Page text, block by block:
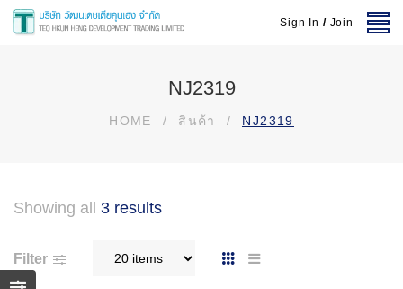
Sign In / Join
NJ2319
HOME / สินค้า / NJ2319
Showing all 3 results
Filter